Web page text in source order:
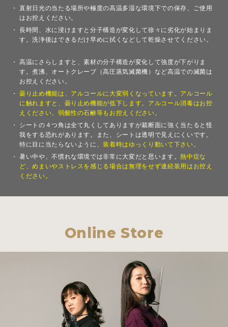
直射日光の当たる場所や極度の高温多湿な環境下での保存、ご使用
はお控えください。
長時間、水に浸けますと分子構造が変化して徐々に劣化が始まりま
す。洗浄後はできるだけ早めに拭くなどして乾燥させてください。
高温にさらしますと、素材の分子構造が変化して強度が下がりま
す。煮沸、オートクレーブ（高圧蒸気滅菌機）など高温での滅菌は
お控えください。
曇り止め機能は、アルコールに大変弱くなっています。アルコール
に触れますと、曇り止め機能が低下します。アルコール消毒はお控
えください。弱酸性の石鹸等もお控えください。
シートの４つ角は全て丸くしてありますが裁断面に強く当たると怪
我をする恐れがあります。また、シートは透明で見えにくいです。
特に目に当たらないように、装着時はゆっくり動いて下さい。
暑い中や、不慣れな環境では非常に大変だと思います。熱中症な
ど、めまいやストレスを感じる場合は無理をせず連続装用はお控え
ください。
Online Store